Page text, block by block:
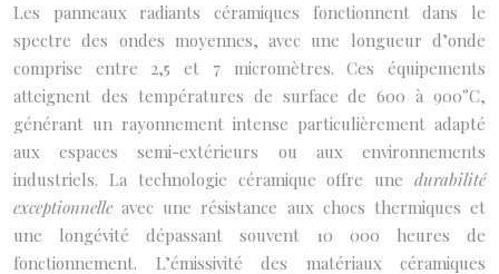
Les panneaux radiants céramiques fonctionnent dans le
spectre des ondes moyennes, avec une longueur d’onde
comprise entre 2,5 et 7 micromètres. Ces équipements
atteignent des températures de surface de 600 à 900°C,
générant un rayonnement intense particulièrement adapté
aux espaces semi-extérieurs ou aux environnements
industriels. La technologie céramique offre une durabilité
exceptionnelleavec une résistance aux chocs thermiques et
une longévité dépassant souvent 10 000 heures de
fonctionnement. L’émissivité des matériaux céramiques